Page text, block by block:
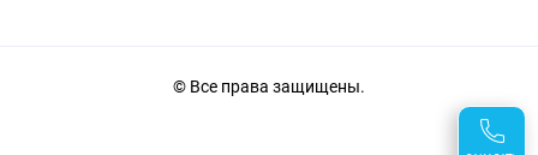
© Все права защищены.